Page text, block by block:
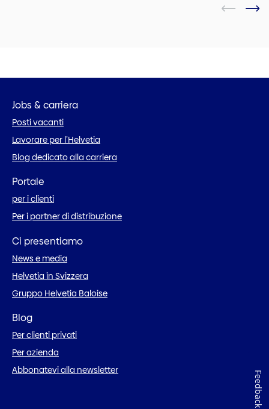
Jobs & carriera
Posti vacanti
Lavorare per l’Helvetia
Blog dedicato alla carriera
Portale
per i clienti
Per i partner di distribuzione
Ci presentiamo
News e media
Helvetia in Svizzera
Gruppo Helvetia Baloise
Blog
Per clienti privati
Per azienda
Abbonatevi alla newsletter
Feedback